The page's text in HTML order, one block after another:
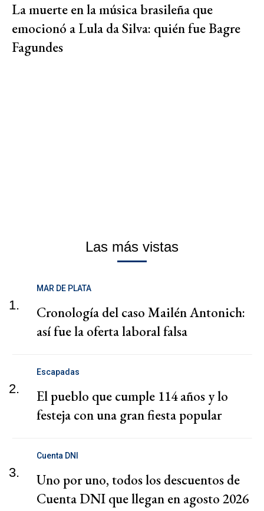
La muerte en la música brasileña que
emocionó a Lula da Silva: quién fue Bagre
Fagundes
Las más vistas
1.
MAR DE PLATA
Cronología del caso Mailén Antonich:
así fue la oferta laboral falsa
2.
Escapadas
El pueblo que cumple 114 años y lo
festeja con una gran fiesta popular
3.
Cuenta DNI
Uno por uno, todos los descuentos de
Cuenta DNI que llegan en agosto 2026